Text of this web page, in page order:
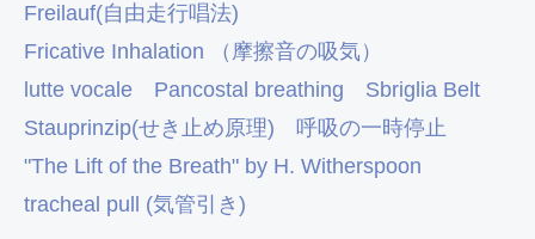
Freilauf(自由走行唱法)
Fricative Inhalation （摩擦音の吸気）
lutte vocale
Pancostal breathing
Sbriglia Belt
Stauprinzip(せき止め原理)
呼吸の一時停止
"The Lift of the Breath" by H. Witherspoon
tracheal pull (気管引き)